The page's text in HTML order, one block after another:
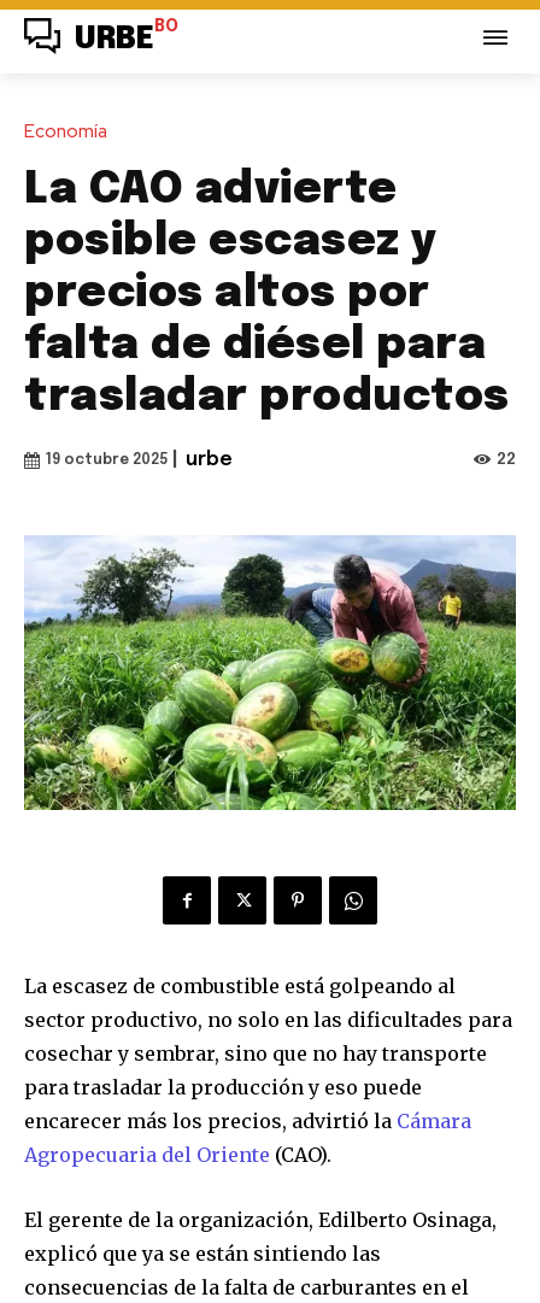
URBE BO
Economía
La CAO advierte
posible escasez y
precios altos por
falta de diésel para
trasladar productos
19 octubre 2025 urbe 22
La escasez de combustible está golpeando al
sector productivo, no solo en las dificultades para
cosechar y sembrar, sino que no hay transporte
para trasladar la producción y eso puede
encarecer más los precios, advirtió la Cámara
Agropecuaria del Oriente (CAO).
El gerente de la organización, Edilberto Osinaga,
explicó que ya se están sintiendo las
consecuencias de la falta de carburantes en el